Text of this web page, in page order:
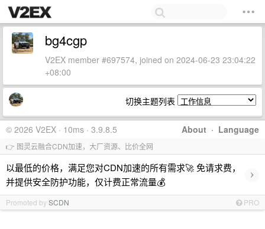
bg4cgp
V2EX member #697574, joined on 2024-06-23 23:04:22
+08:00
切换主题列表
About · Language
© 2026 V2EX · 10ms · 3.9.8.5
👉 图灵云融合CDN加速，大厂资源、比价全网
以最低的价格，满足您对CDN加速的所有需求🚀 免请求费，
并提供安全防护功能，仅计费正常流量💰
›
Promoted bySCDN PRO